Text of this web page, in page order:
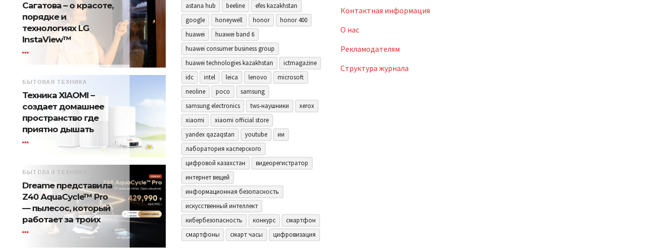
Сагатова – о красоте,
порядке и
технологиях LG
InstaView™
БЫТОВАЯ ТЕХНИКА
Техника XIAOMI –
создает домашнее
пространство где
приятно дышать
БЫТОВАЯ ТЕХНИКА
Dreame представила
Z40 AquaCycle™ Pro
— пылесос, который
работает за троих
astana hub
beeline
efes kazakhstan
google
honeywell honor
honor 400
huawei
huawei band 6
huawei consumer business group
huawei technologies kazakhstan
ictmagazine
idc
intel leica lenovo
microsoft
neoline
poco
samsung
samsung electronics
tws-наушники
xerox
xiaomi
xiaomi official store
yandex qazaqstan
youtube
ии
лаборатория касперского
цифровой казахстан
видеорегистратор
интернет вещей
информационная безопасность
искусственный интеллект
кибербезопасность
конкурс
смартфон
смартфоны
смарт часы цифровизация
Контактная информация
О нас
Рекламодателям
Структура журнала